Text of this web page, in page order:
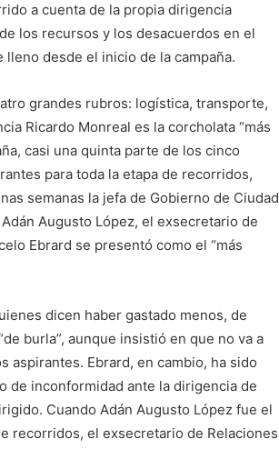
a cuenta de la propia dirigencia
los recursos y los desacuerdos en el
desde el inicio de la campaña.
grandes rubros: logística, transporte,
Ricardo Monreal es la corcholata “más
casi una quinta parte de los cinco
para toda la etapa de recorridos,
semanas la jefa de Gobierno de Ciudad
Augusto López, el exsecretario de
Ebrard se presentó como el “más
dicen haber gastado menos, de
burla”, aunque insistió en que no va a
aspirantes. Ebrard, en cambio, ha sido
de inconformidad ante la dirigencia de
Cuando Adán Augusto López fue el
recorridos, el exsecretario de Relaciones